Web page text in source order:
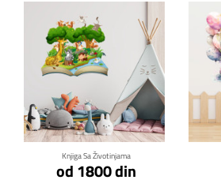
Knjiga Sa Životinjama
od 1800 din
Klikni za detalje